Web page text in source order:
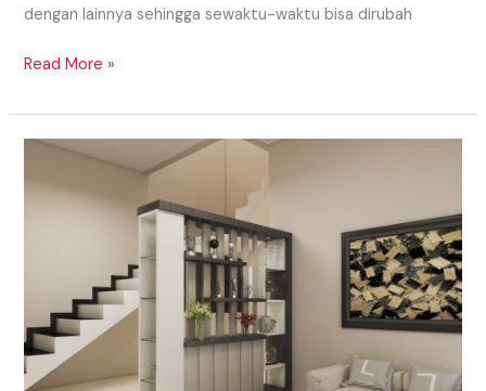
dengan lainnya sehingga sewaktu-waktu bisa dirubah
Read More »
Model
Daerah
Sederhana